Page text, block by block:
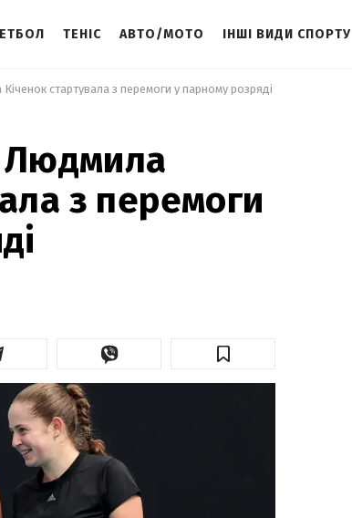
ТЕНІС АВТО/МОТО ІНШІ ВИДИ СПОРТУ
стартувала з перемоги у парному розряді
Людмила
з перемоги